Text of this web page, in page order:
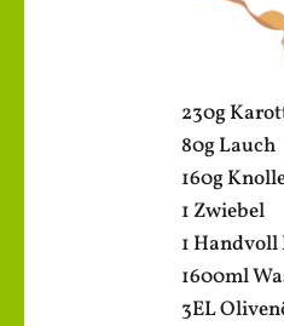
230g
80g Lauch
160g
1 Zwiebel
1 Handvoll
1600ml
3EL